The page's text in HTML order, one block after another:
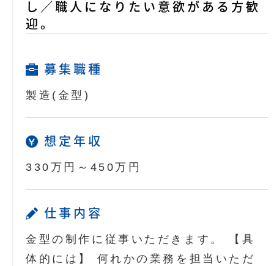
し／職人になりたい意欲がある方歓
迎。
募集職種
製造(金型)
想定年収
330万円～450万円
仕事内容
金型の制作に従事いただきます。 【具
体的には】 何れかの業務を担当いただ